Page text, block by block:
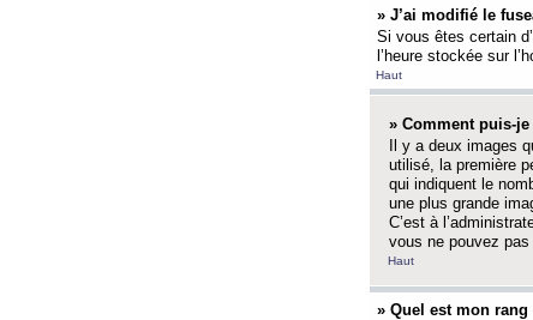
» J’ai modifié le
Si vous êtes certain
l’heure stockée sur
Haut
» Comment puis-
Il y a deux images
utilisé, la première
qui indiquent le
une plus grande
C’est à
vous ne pouvez
Haut
» Quel est mon